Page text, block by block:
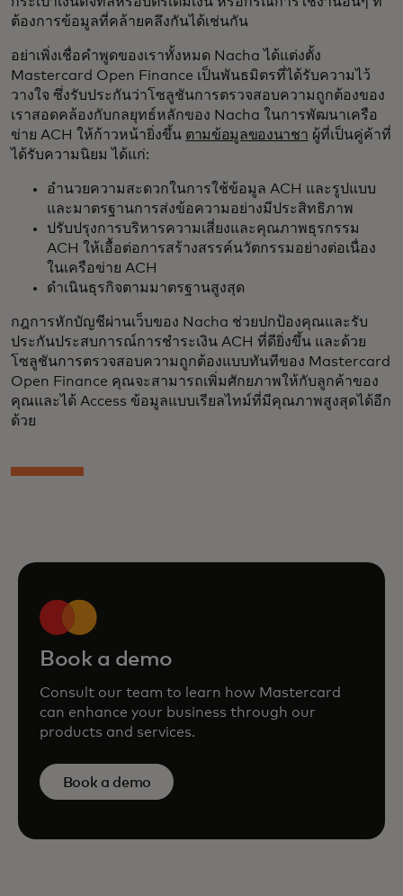
ต้องการข้อมูลที่คล้ายคลึงกันได้เช่นกัน
อย่าเพิ่งเชื่อคำพูดของเราทั้งหมด Nacha ได้แต่งตั้ง
Mastercard Open Finance เป็นพันธมิตรที่ได้รับความไว้
วางใจ ซึ่งรับประกันว่าโซลูชันการตรวจสอบความถูกต้องของ
เราสอดคล้องกับกลยุทธ์หลักของ Nacha ในการพัฒนาเครือ
ข่าย ACH ให้ก้าวหน้ายิ่งขึ้น ตามข้อมูลของนาชา ผู้ที่เป็นคู่ค้าที่
ได้รับความนิยม ได้แก่:
อำนวยความสะดวกในการใช้ข้อมูล ACH และรูปแบบ
และมาตรฐานการส่งข้อความอย่างมีประสิทธิภาพ
ปรับปรุงการบริหารความเสี่ยงและคุณภาพธุรกรรม
ACH ให้เอื้อต่อการสร้างสรรค์นวัตกรรมอย่างต่อเนื่อง
ในเครือข่าย ACH
ดำเนินธุรกิจตามมาตรฐานสูงสุด
กฎการหักบัญชีผ่านเว็บของ Nacha ช่วยปกป้องคุณและรับ
ประกันประสบการณ์การชำระเงิน ACH ที่ดียิ่งขึ้น และด้วย
โซลูชันการตรวจสอบความถูกต้องแบบทันทีของ Mastercard
Open Finance คุณจะสามารถเพิ่มศักยภาพให้กับลูกค้าของ
คุณและได้ Access ข้อมูลแบบเรียลไทม์ที่มีคุณภาพสูงสุดได้อีก
ด้วย
Book a demo
Consult our team to learn how Mastercard
can enhance your business through our
products and services.
Book a demo